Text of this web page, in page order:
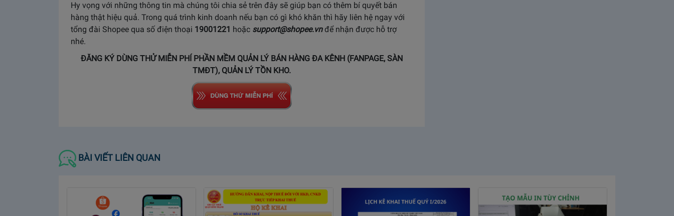
Hy vọng với những thông tin mà chúng tôi chia sẻ trên đây sẽ giúp bạn có thêm bí quyết bán
hàng thật hiệu quả. Trong quá trình kinh doanh nếu bạn có gì khó khăn thì hãy liên hệ ngay với
tổng đài Shopee qua số điện thoại 19001221 hoặc support@shopee.vnđể nhận được hỗ trợ
nhé.
ĐĂNG KÝ DÙNG THỬ MIỄN PHÍ PHẦN MỀM QUẢN LÝ BÁN HÀNG ĐA KÊNH (FANPAGE, SÀN
TMĐT), QUẢN LÝ TỒN KHO.
BÀI VIẾT LIÊN QUAN